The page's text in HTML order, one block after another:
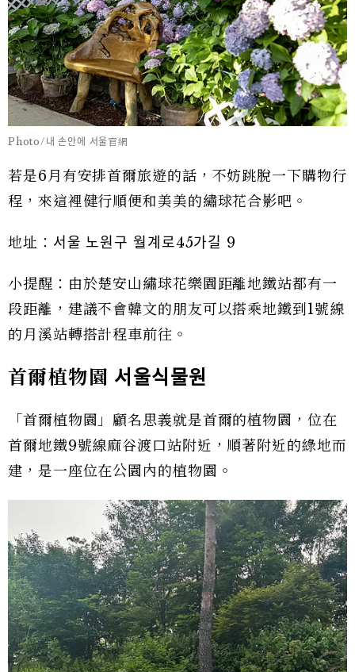
Photo/내 손안에 서울官網
若是6月有安排首爾旅遊的話，不妨跳脫一下購物行
程，來這裡健行順便和美美的繡球花合影吧。
地址：서울 노원구 월계로45가길 9
小提醒：由於楚安山繡球花樂園距離地鐵站都有一
段距離，建議不會韓文的朋友可以搭乘地鐵到1號線
的月溪站轉搭計程車前往。
首爾植物園 서울식물원
「首爾植物園」顧名思義就是首爾的植物園，位在
首爾地鐵9號線麻谷渡口站附近，順著附近的綠地而
建，是一座位在公園內的植物園。